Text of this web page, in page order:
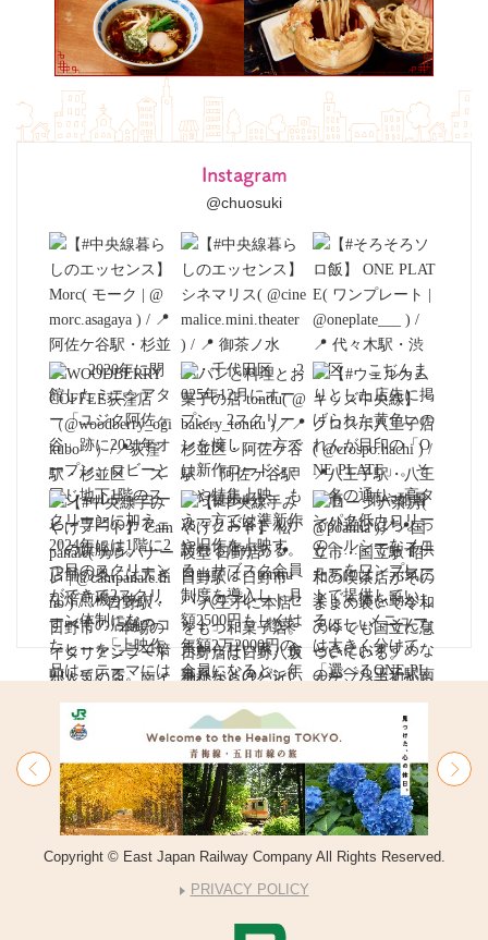
Instagram
@chuosuki
Copyright © East Japan Railway Company All Rights Reserved.
PRIVACY POLICY